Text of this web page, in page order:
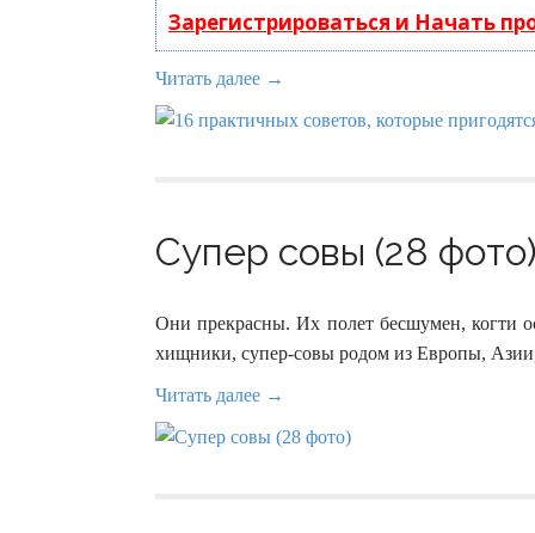
Зарегистрироваться и Начать
Читать далее →
Супер совы (28
Они прекрасны. Их полет бесшумен, когти
хищники, супер-совы родом из Европы,
Читать далее →